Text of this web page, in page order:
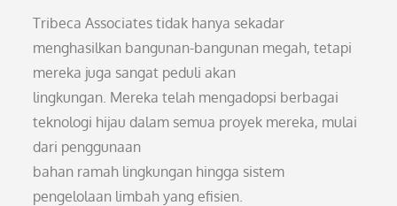
Tribeca Associates tidak hanya sekadar
menghasilkan bangunan-bangunan megah, tetapi
mereka juga sangat peduli akan
lingkungan. Mereka telah mengadopsi berbagai
teknologi hijau dalam semua proyek mereka, mulai
dari penggunaan
bahan ramah lingkungan hingga sistem
pengelolaan limbah yang efisien.